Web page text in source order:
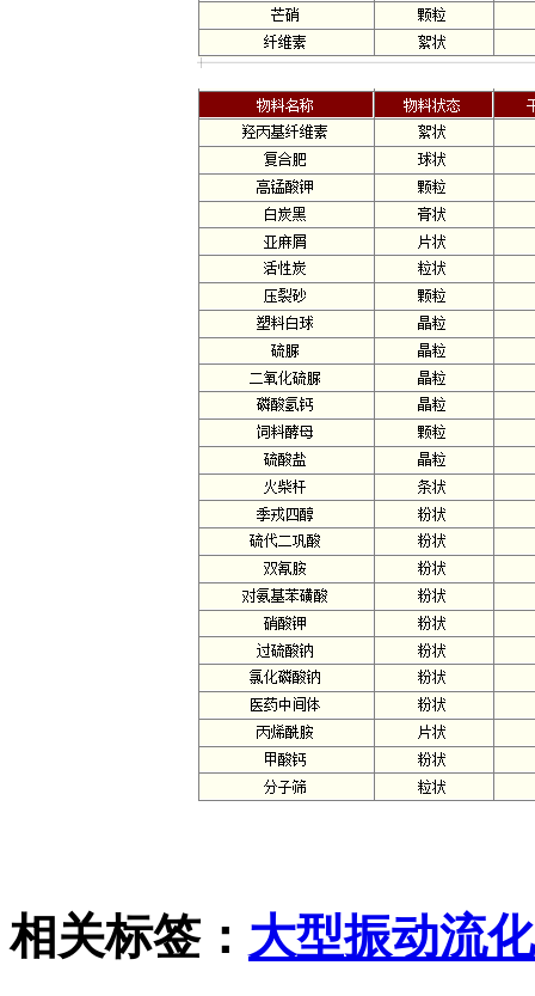
相关标签： 大型振动流